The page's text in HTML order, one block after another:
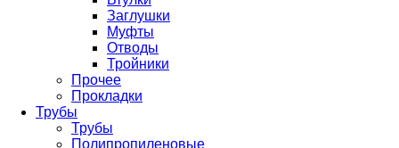
Заглушки
Муфты
Отводы
Тройники
Прочее
Прокладки
Трубы
Трубы
Полипропиленовые